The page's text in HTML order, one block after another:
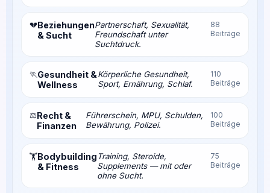
💔Beziehungen
& Sucht
Partnerschaft, Sexualität,
Freundschaft unter
Suchtdruck.
88
Beiträge
🏃Gesundheit &
Wellness
Körperliche Gesundheit,
Sport, Ernährung, Schlaf.
110
Beiträge
⚖️Recht &
Finanzen
Führerschein, MPU, Schulden,
Bewährung, Polizei.
100
Beiträge
🏋️Bodybuilding
& Fitness
Training, Steroide,
Supplements — mit oder
ohne Sucht.
75
Beiträge